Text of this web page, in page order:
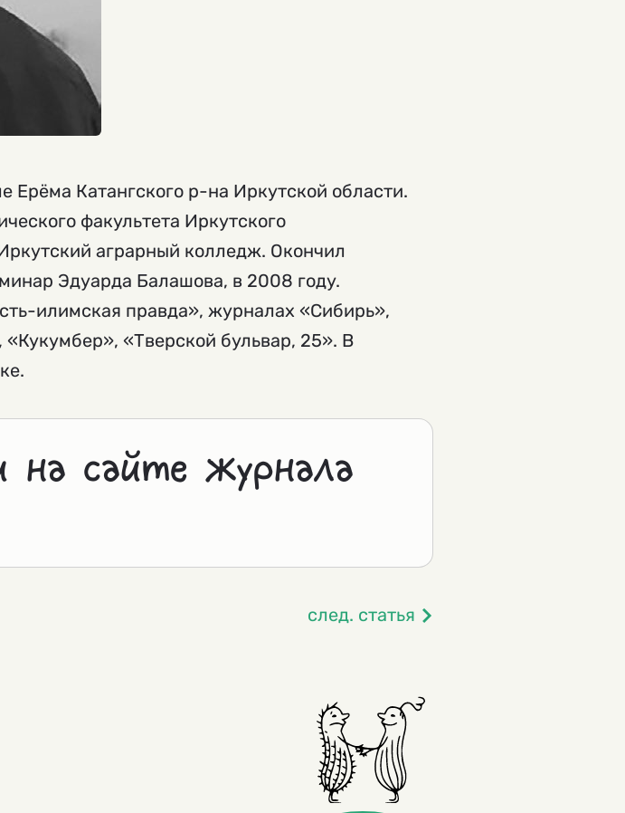
Ерёма Катангского р-на Иркутской области.
факультета Иркутского
аграрный колледж. Окончил
Эдуарда Балашова, в 2008 году.
илимская правда», журналах «Сибирь»,
«Тверской бульвар, 25». В
на сайте журнала
след. статья